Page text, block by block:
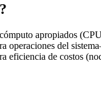
apropiados
del
de costos